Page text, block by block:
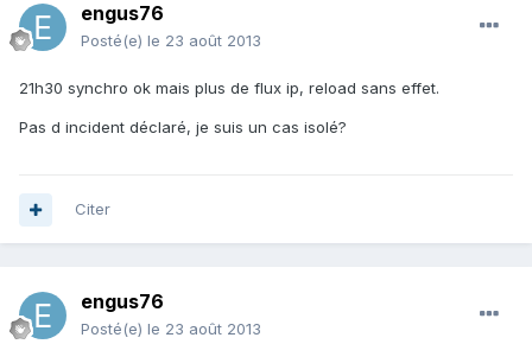
engus76
Posté(e) le 23 août 2013
21h30 synchro ok mais plus de flux ip, reload sans effet.
Pas d incident déclaré, je suis un cas isolé?
Citer
engus76
Posté(e) le 23 août 2013